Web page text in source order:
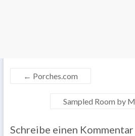
← Porches.com
Sampled Room by
Schreibe einen Kommentar